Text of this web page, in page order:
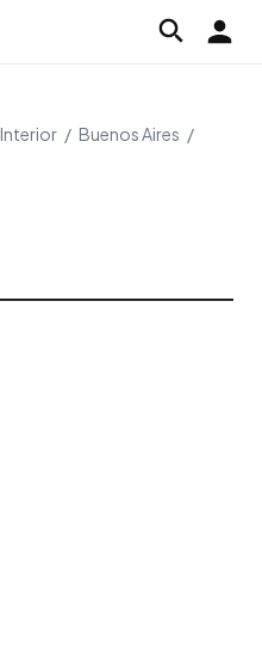
Interior / Buenos Aires /